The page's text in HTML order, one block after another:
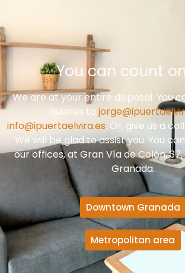
You can count
We are at your entire disposal. You
queries to
info@ipuertaelvira.es. Or, give us a
We will be glad to assist you. You
our offices, at Gran Vía de Colón,
Granada.
Downtown Granada
Metropolitan area